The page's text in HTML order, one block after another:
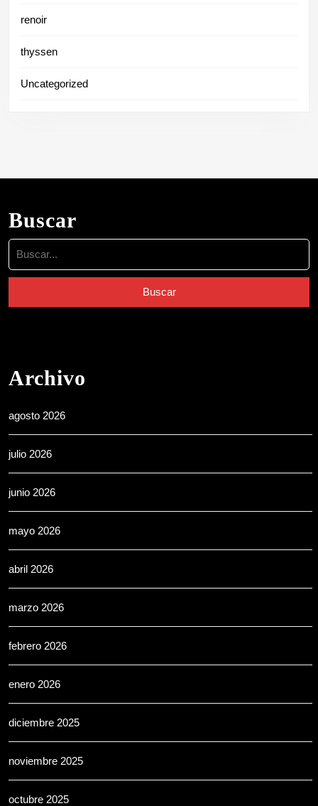
renoir
thyssen
Uncategorized
Buscar
Buscar:
Archivo
agosto 2026
julio 2026
junio 2026
mayo 2026
abril 2026
marzo 2026
febrero 2026
enero 2026
diciembre 2025
noviembre 2025
octubre 2025